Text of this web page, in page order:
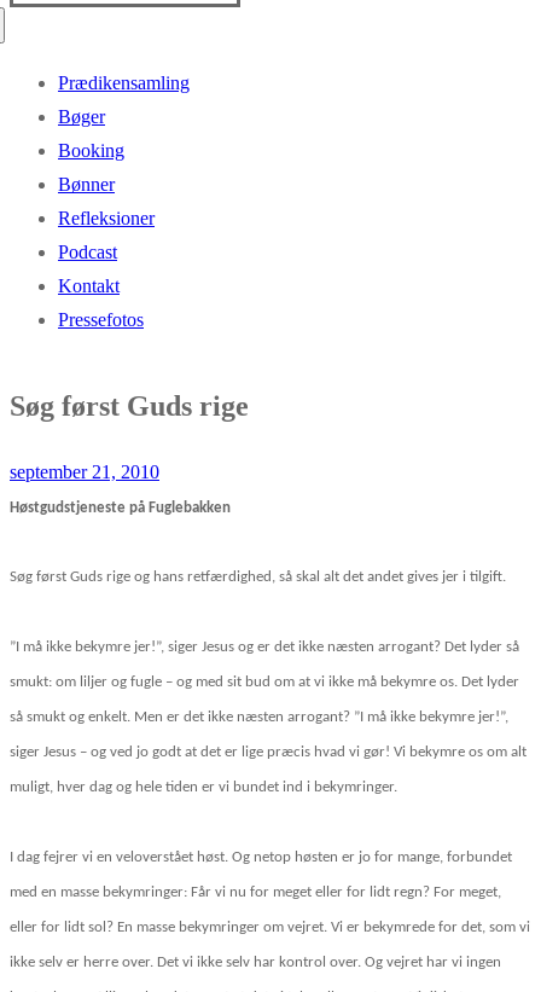
Prædikensamling
Bøger
Booking
Bønner
Refleksioner
Podcast
Kontakt
Pressefotos
Søg først Guds rige
september 21, 2010
Høstgudstjeneste på Fuglebakken
Søg først Guds rige og hans retfærdighed, så skal alt det andet gives jer i tilgift.
”I må ikke bekymre jer!”, siger Jesus og er det ikke næsten arrogant? Det lyder så
smukt: om liljer og fugle – og med sit bud om at vi ikke må bekymre os. Det lyder
så smukt og enkelt. Men er det ikke næsten arrogant? ”I må ikke bekymre jer!”,
siger Jesus – og ved jo godt at det er lige præcis hvad vi gør! Vi bekymre os om alt
muligt, hver dag og hele tiden er vi bundet ind i bekymringer.
I dag fejrer vi en veloverstået høst. Og netop høsten er jo for mange, forbundet
med en masse bekymringer: Får vi nu for meget eller for lidt regn? For meget,
eller for lidt sol? En masse bekymringer om vejret. Vi er bekymrede for det, som vi
ikke selv er herre over. Det vi ikke selv har kontrol over. Og vejret har vi ingen